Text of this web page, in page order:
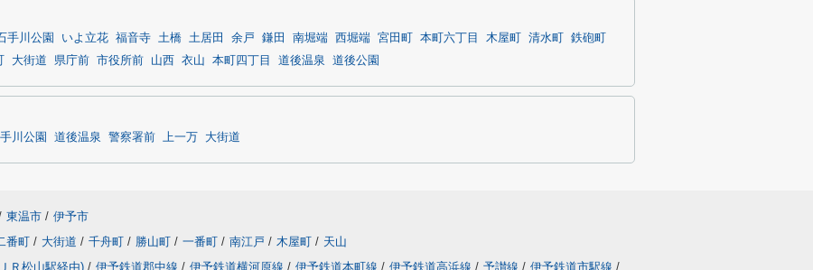
手川公園 いよ立花 福音寺 土橋 土居田 余戸 鎌田 南堀端 西堀端 宮田町 本町六丁目 木屋町 清水町
鉄砲町
大街道 県庁前 市役所前 山西 衣山 本町四丁目 道後温泉 道後公園
川公園 道後温泉 警察署前 上一万 大街道
東温市 / 伊予市
番町 / 大街道 / 千舟町 / 勝山町 / 一番町 / 南江戸 / 木屋町 / 天山
Ｒ松山駅経由) / 伊予鉄道郡中線 / 伊予鉄道横河原線 / 伊予鉄道本町線 / 伊予鉄道高浜線 / 予讃線 / 伊予鉄道市駅線 /